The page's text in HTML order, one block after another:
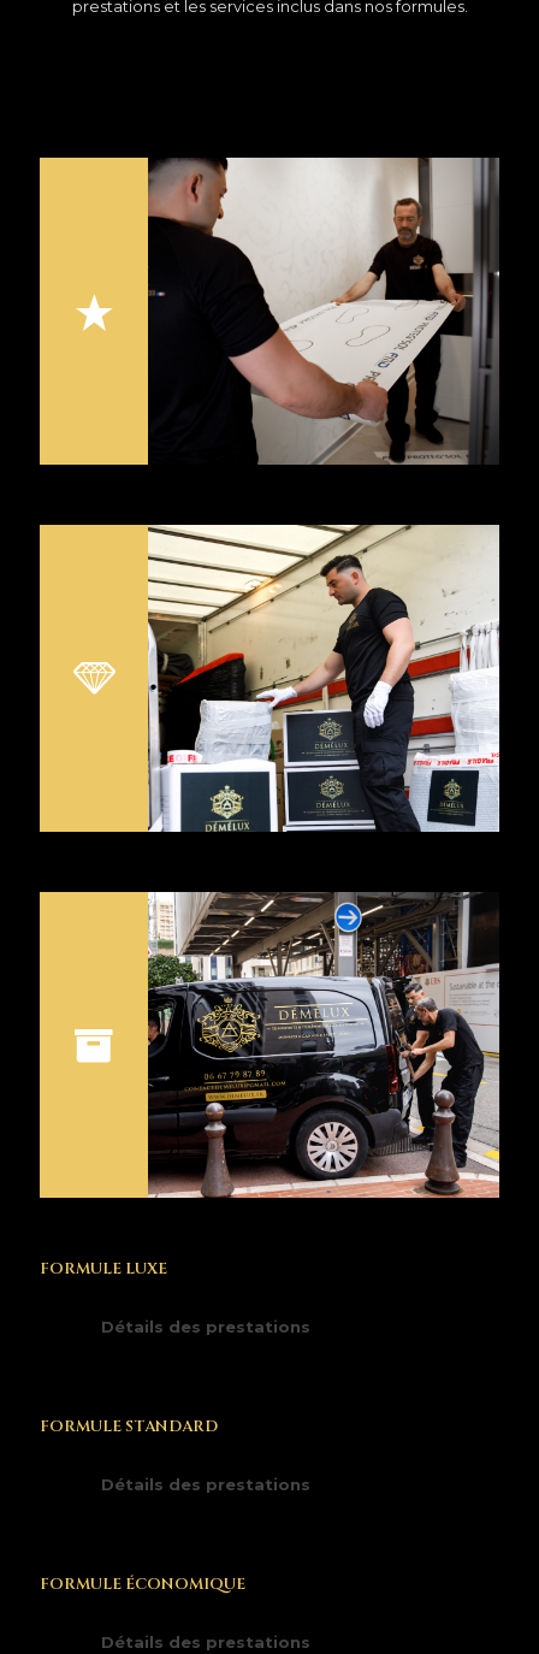
prestations et les services inclus dans nos formules.
FORMULE LUXE
Détails des prestations
FORMULE STANDARD
Détails des prestations
FORMULE ÉCONOMIQUE
Détails des prestations